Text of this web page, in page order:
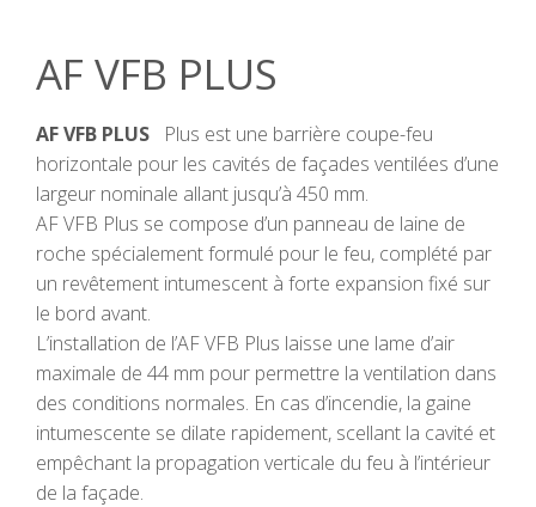
AF VFB PLUS
AF VFB PLUS Plus est une barrière coupe-feu
horizontale pour les cavités de façades ventilées d’une
largeur nominale allant jusqu’à 450 mm.
AF VFB Plus se compose d’un panneau de laine de
roche spécialement formulé pour le feu, complété par
un revêtement intumescent à forte expansion fixé sur
le bord avant.
L’installation de l’AF VFB Plus laisse une lame d’air
maximale de 44 mm pour permettre la ventilation dans
des conditions normales. En cas d’incendie, la gaine
intumescente se dilate rapidement, scellant la cavité et
empêchant la propagation verticale du feu à l’intérieur
de la façade.